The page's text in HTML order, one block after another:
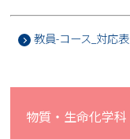
教員-コース_対応表
物質・生命化学科